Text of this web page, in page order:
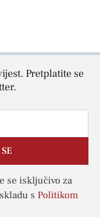
Pretplatite se
se isključivo za
s Politikom